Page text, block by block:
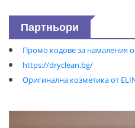
Партньори
Промо кодове за намаления
https://dryclean.bg/
Оригинална козметика от